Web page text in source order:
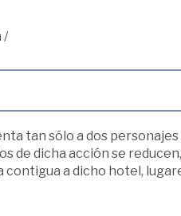
/
tan sólo a dos
de dicha acción se reducen,
a dicho hotel,